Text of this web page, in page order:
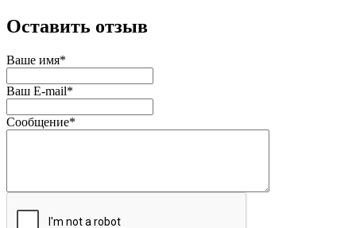
Оставить отзыв
Ваше имя*
Ваш E-mail*
Сообщение*